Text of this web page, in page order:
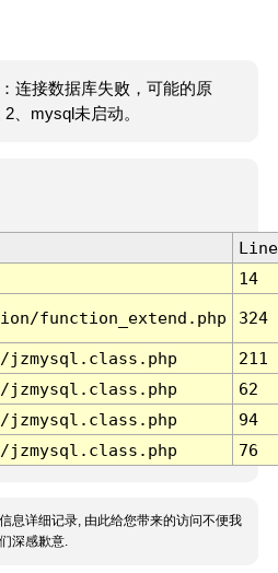
连接数据库失败，可能的原
、mysql未启动。
Line
14
function_extend.php 324
jzmysql.class.php
211
jzmysql.class.php
62
jzmysql.class.php
94
jzmysql.class.php 76
息详细记录, 由此给您带来的访问不便我
们深感歉意.